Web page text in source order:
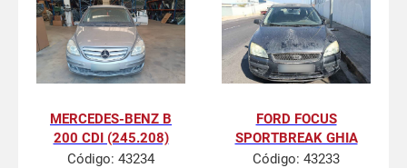
MERCEDES-BENZ B
200 CDI (245.208)
Código: 43234
FORD FOCUS
SPORTBREAK GHIA
Código: 43233